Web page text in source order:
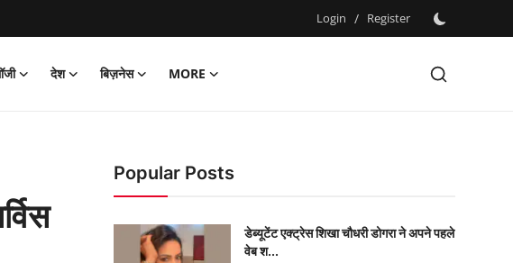
Login / Register
देश बिज़नेस
MORE
Popular Posts
डेब्यूटेंट एक्ट्रेस शिखा चौधरी डोगरा ने अपने पहले
वेब श...